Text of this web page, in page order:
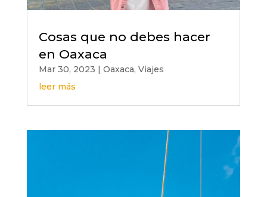
Cosas que no debes hacer
en Oaxaca
Mar 30, 2023 | Oaxaca, Viajes
leer más